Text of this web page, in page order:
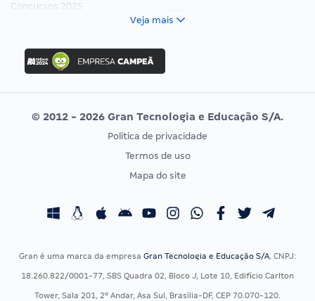
Concursos 2025
Concurso Ibama
Concurso MPU
Editais publicados
Vunesp
CONCURSOS POR PROFISSÃO
Concursos Fiscais
Concursos Saúde
EXAME DE ORDEM
Calendário OAB
Veja mais
© 2012 - 2026 Gran Tecnologia e Educação S/A.
Política de privacidade
Termos de uso
Mapa do site
Gran é uma marca da empresa Gran Tecnologia e Educação S/A, CNPJ:
18.260.822/0001-77, SBS Quadra 02, Bloco J, Lote 10, Edifício Carlton
Tower, Sala 201, 2º Andar, Asa Sul, Brasília-DF, CEP 70.070-120.